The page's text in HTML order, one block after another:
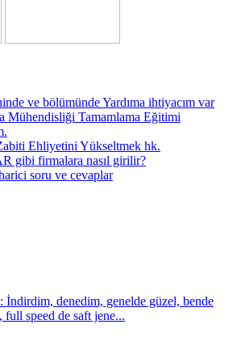
ve bölümünde Yardıma ihtiyacım var
Mühendisliği Tamamlama Eğitimi
Ehliyetini Yükseltmek hk.
gibi firmalara nasıl girilir?
soru ve cevaplar
İndirdim, denedim, genelde güzel, bende
speed de saft jene...